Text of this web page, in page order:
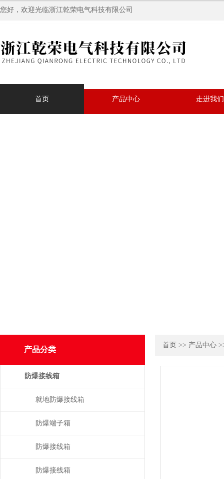
您好，欢迎光临浙江乾荣电气科技有限公司
首页 产品中心 走进我们
首页 >> 产品中心
产品分类
防爆接线箱
就地防爆接线箱
防爆端子箱
防爆接线箱
防爆接线箱